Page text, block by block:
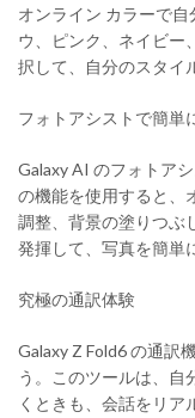
オンライン カラーで
ウ、ピンク、ネイビー
択して、自分のスタイ
フォトアシストで簡単
Galaxy AI のフォトア
の機能を使用すると、
調整、背景の塗りつぶ
発揮して、写真を簡単
究極の通訳体験
Galaxy Z Fold6 の通訳
う。このツールは、自
くときも、会話をリア